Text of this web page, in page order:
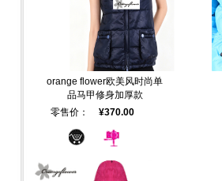
orange flower欧美风时尚单
品马甲修身加厚款
零售价：
¥370.00